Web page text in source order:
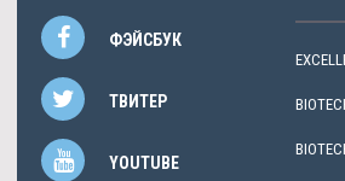
ФЭЙСБУК
ТВИТЕР
YOUTUBE